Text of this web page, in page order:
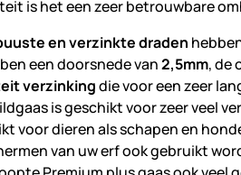
is het een zeer betrouwbare
en verzinkte draden
een doorsnede van2,5mm, de
verzinkingdie voor een zeer
is geschikt voor zeer veel
voor dieren als schapen en
van uw erf ook gebruikt